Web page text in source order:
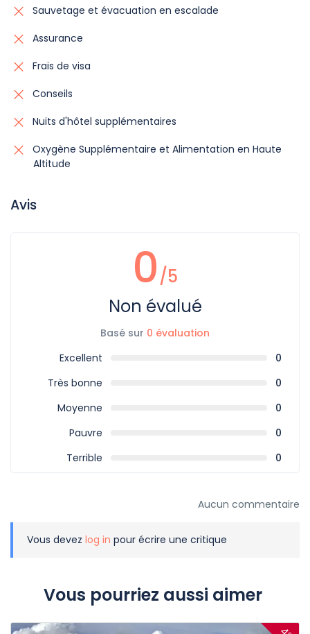
Sauvetage et évacuation en escalade
Assurance
Frais de visa
Conseils
Nuits d'hôtel supplémentaires
Oxygène Supplémentaire et Alimentation en Haute
Altitude
Avis
0/5
Non évalué
Basé sur 0 évaluation
Excellent
0
Très bonne
0
Moyenne
0
Pauvre
0
Terrible
0
Aucun commentaire
Vous devez log in pour écrire une critique
Vous pourriez aussi aimer